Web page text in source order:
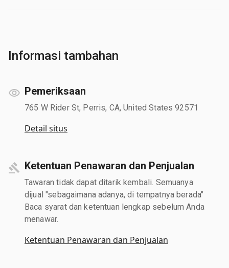
Informasi tambahan
Pemeriksaan
765 W Rider St, Perris, CA, United States 92571
Detail situs
Ketentuan Penawaran dan Penjualan
Tawaran tidak dapat ditarik kembali. Semuanya
dijual "sebagaimana adanya, di tempatnya berada"
Baca syarat dan ketentuan lengkap sebelum Anda
menawar.
Ketentuan Penawaran dan Penjualan